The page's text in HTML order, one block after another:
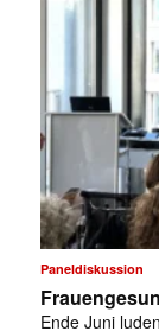
Paneldiskussion
Ende Juni